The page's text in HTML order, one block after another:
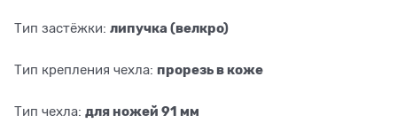
Тип застёжки: липучка (велкро)
Тип крепления чехла: прорезь в коже
Тип чехла: для ножей 91 мм